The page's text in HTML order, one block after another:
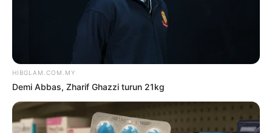
TRENDING
1
Indonesia pun kena kecam